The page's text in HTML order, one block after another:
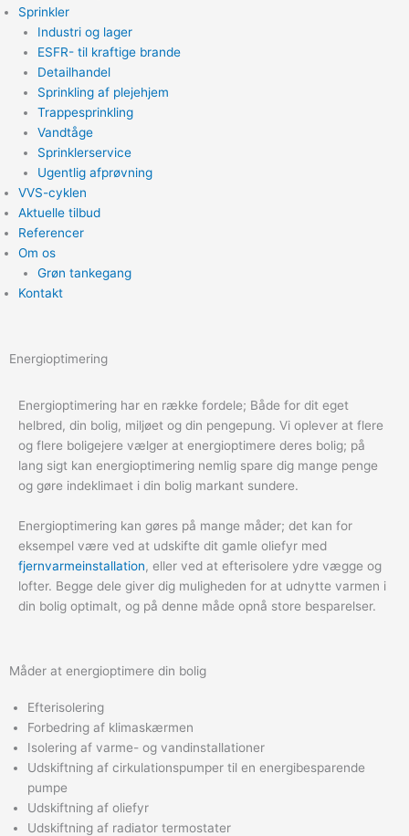
Sprinkler
Industri og lager
ESFR- til kraftige brande
Detailhandel
Sprinkling af plejehjem
Trappesprinkling
Vandtåge
Sprinklerservice
Ugentlig afprøvning
VVS-cyklen
Aktuelle tilbud
Referencer
Om os
Grøn tankegang
Kontakt
Energioptimering
Energioptimering har en række fordele; Både for dit eget
helbred, din bolig, miljøet og din pengepung. Vi oplever at flere
og flere boligejere vælger at energioptimere deres bolig; på
lang sigt kan energioptimering nemlig spare dig mange penge
og gøre indeklimaet i din bolig markant sundere.
Energioptimering kan gøres på mange måder; det kan for
eksempel være ved at udskifte dit gamle oliefyr med
fjernvarmeinstallation, eller ved at efterisolere ydre vægge og
lofter. Begge dele giver dig muligheden for at udnytte varmen i
din bolig optimalt, og på denne måde opnå store besparelser.
Måder at energioptimere din bolig
Efterisolering
Forbedring af klimaskærmen
Isolering af varme- og vandinstallationer
Udskiftning af cirkulationspumper til en energibesparende
pumpe
Udskiftning af oliefyr
Udskiftning af radiator termostater